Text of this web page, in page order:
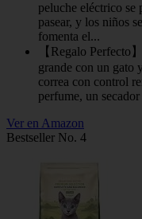
peluche eléctrico se
pasear, y los niños
fomenta el...
【Regalo Perfecto
grande con un gato
correa con control
perfume, un secador
Ver en Amazon
Bestseller No. 4